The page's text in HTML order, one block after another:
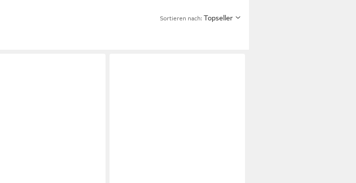
Sortieren nach: Topseller